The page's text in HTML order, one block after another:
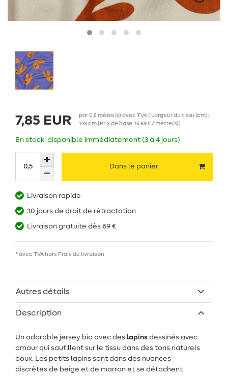
7,85 EUR par0,5 mètre(s) avec TVA( Largeur du tissu (cm):
148 cm | Prix de base 15,69 € / mètre(s))
En stock, disponible immédiatement (3 à 4 jours)
Dans le panier
Livraison rapide
30 jours de droit de rétractation
Livraison gratuite dès 69 €
* avec TVA hors Frais de livraison
Autres détails
Description
Un adorable jersey bio avec des lapins dessinés avec
amour qui sautillent sur le tissu dans des tons naturels
doux. Les petits lapins sont dans des nuances
discrètes de beige et de marron et se détachent